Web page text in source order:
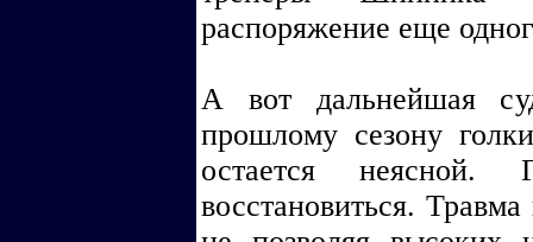
распоряжение еще
А вот дальнейшая
прошлому сезону
остается неясной.
восстановиться.